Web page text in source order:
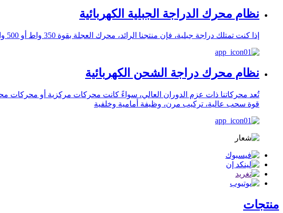
نظام محرك الدراجة الجبلية الكهربائية
إذا كنت تمتلك دراجة جبلية، فإن منتجنا الرائد، محرك العجلة بقوة 350 واط أو 500 واط، هو الخيار الأمثل. يبلغ عزم الدوران الأقصى 55 نيوتن متر، وهو عزم قوي وفعال.
نظام محرك دراجة الشحن الكهربائية
تُعد محركاتنا ذات عزم الدوران العالي، سواءً كانت محركات مركزية أو محركات
قوة سحب عالية، تركيب مرن، وظيفة أمامية وخلفية
منتجات